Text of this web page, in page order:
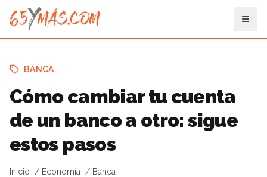
BANCA
Cómo cambiar tu cuenta
de un banco a otro: sigue
estos pasos
Inicio Economía Banca